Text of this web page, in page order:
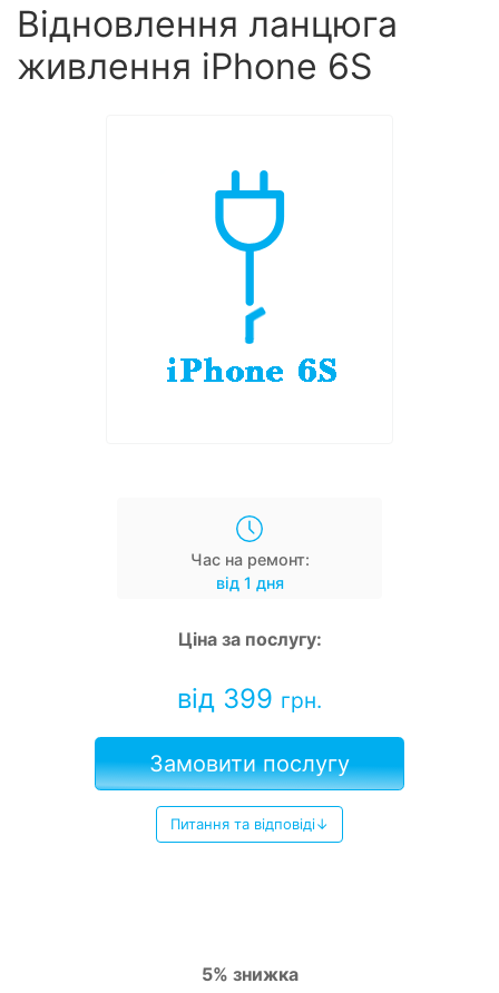
Відновлення ланцюга
живлення iPhone 6S
Час на ремонт:
від 1 дня
Ціна за послугу:
від 399 грн.
Замовити послугу
Питання та відповіді↓
5% знижка